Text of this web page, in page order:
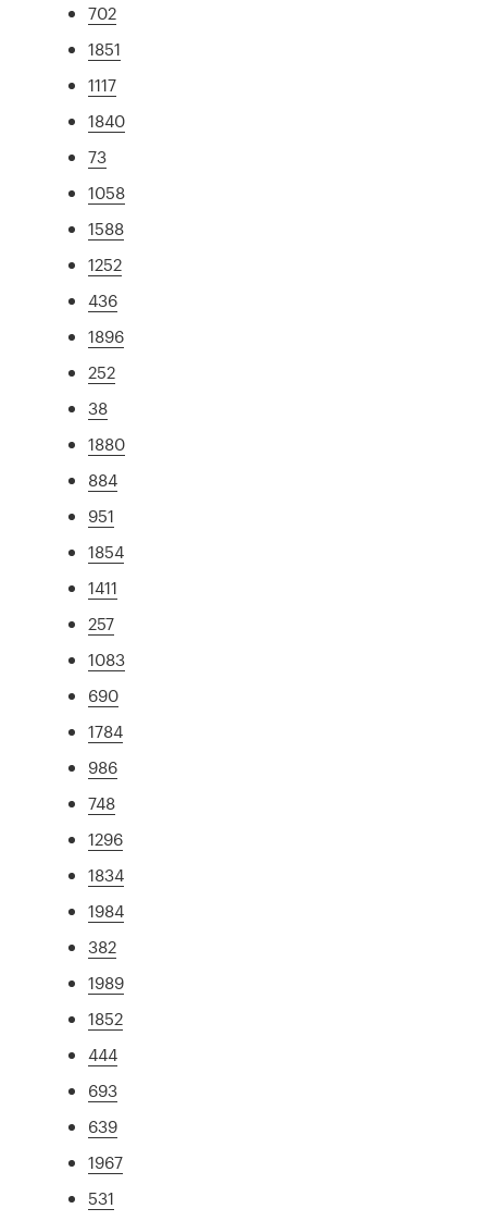
702
1851
1117
1840
73
1058
1588
1252
436
1896
252
38
1880
884
951
1854
1411
257
1083
690
1784
986
748
1296
1834
1984
382
1989
1852
444
693
639
1967
531